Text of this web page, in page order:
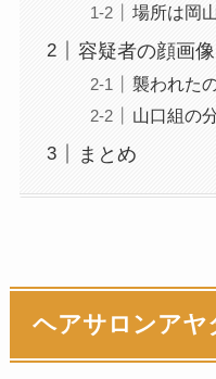
場所は岡
容疑者の顔画像
襲われた
山口組の
まとめ
ヘアサロンアヤ